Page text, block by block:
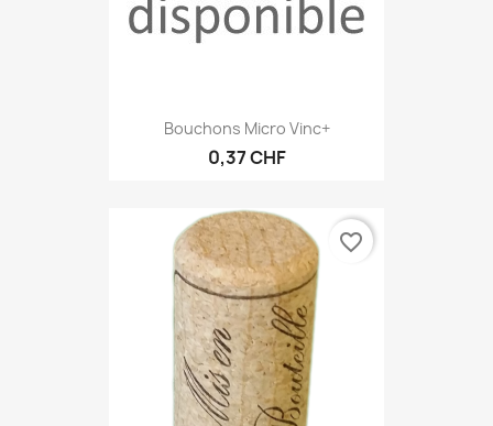
Bouchons Micro Vinc+
0,37 CHF
favorite_border